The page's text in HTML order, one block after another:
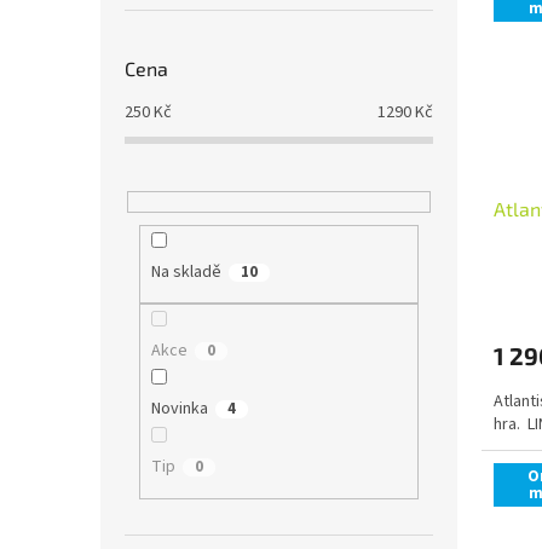
Cena
250Kč 1290Kč
Na skladě 10
Akce 0
Novinka 4
Tip 0
1
hra.